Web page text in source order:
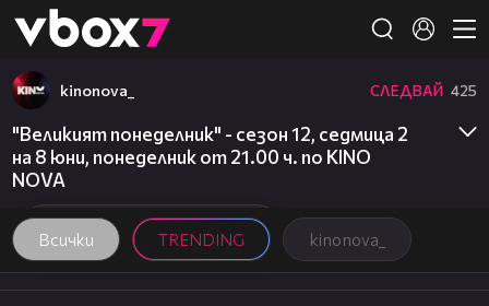
👾
Всички TRENDING kinonova_
kinonova_ СЛЕДВАЙ 425
"Великият понеделник" - сезон 12, седмица 2
на 8 юни, понеделник от 21.00 ч. по KINO
NOVA
00:30